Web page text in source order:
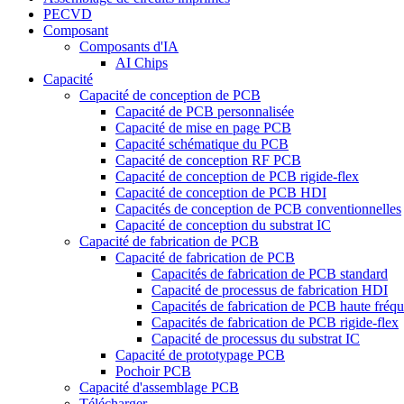
PECVD
Composant
Composants d'IA
AI Chips
Capacité
Capacité de conception de PCB
Capacité de PCB personnalisée
Capacité de mise en page PCB
Capacité schématique du PCB
Capacité de conception RF PCB
Capacité de conception de PCB rigide-flex
Capacité de conception de PCB HDI
Capacités de conception de PCB conventionnelles
Capacité de conception du substrat IC
Capacité de fabrication de PCB
Capacité de fabrication de PCB
Capacités de fabrication de PCB standard
Capacité de processus de fabrication HDI
Capacités de fabrication de PCB haute
Capacités de fabrication de PCB rigide-flex
Capacité de processus du substrat IC
Capacité de prototypage PCB
Pochoir PCB
Capacité d'assemblage PCB